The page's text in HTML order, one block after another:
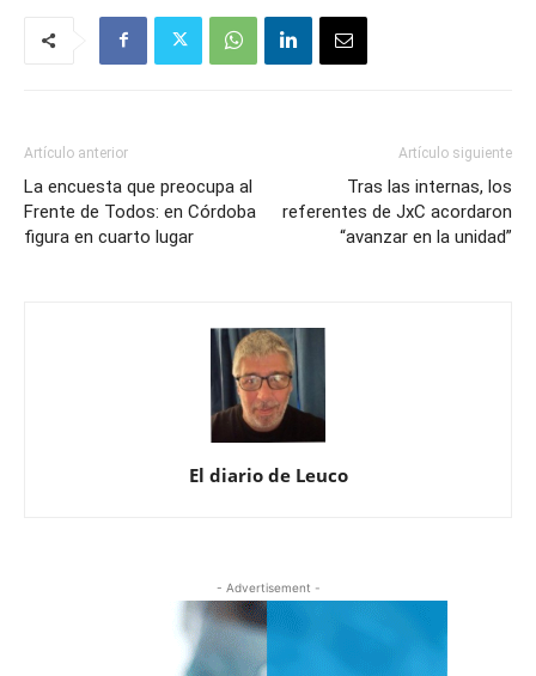
Artículo anterior
La encuesta que preocupa al
Frente de Todos: en Córdoba
figura en cuarto lugar
Artículo siguiente
Tras las internas, los
referentes de JxC acordaron
“avanzar en la unidad”
El diario de Leuco
- Advertisement -